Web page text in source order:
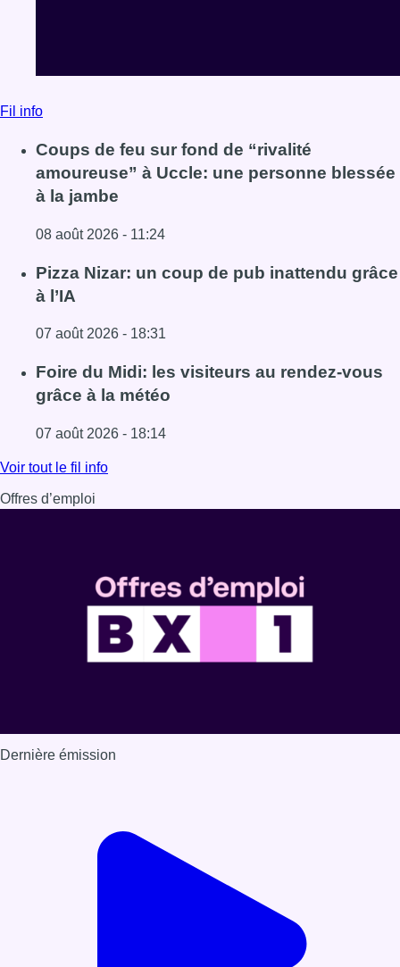
Fil info
Coups de feu sur fond de “rivalité
amoureuse” à Uccle: une personne blessée
à la jambe
08 août 2026 - 11:24
Lire l'article Coups de feu sur fond de “rivalité
Pizza Nizar: un coup de pub inattendu grâce
à l’IA
07 août 2026 - 18:31
Lire l'article Pizza Nizar: un coup de pub inattendu grâce
Foire du Midi: les visiteurs au rendez-vous
grâce à la météo
07 août 2026 - 18:14
Lire l'article Foire du Midi: les visiteurs au rendez-vous
Voir tout le fil info
Offres d’emploi
Dernière émission